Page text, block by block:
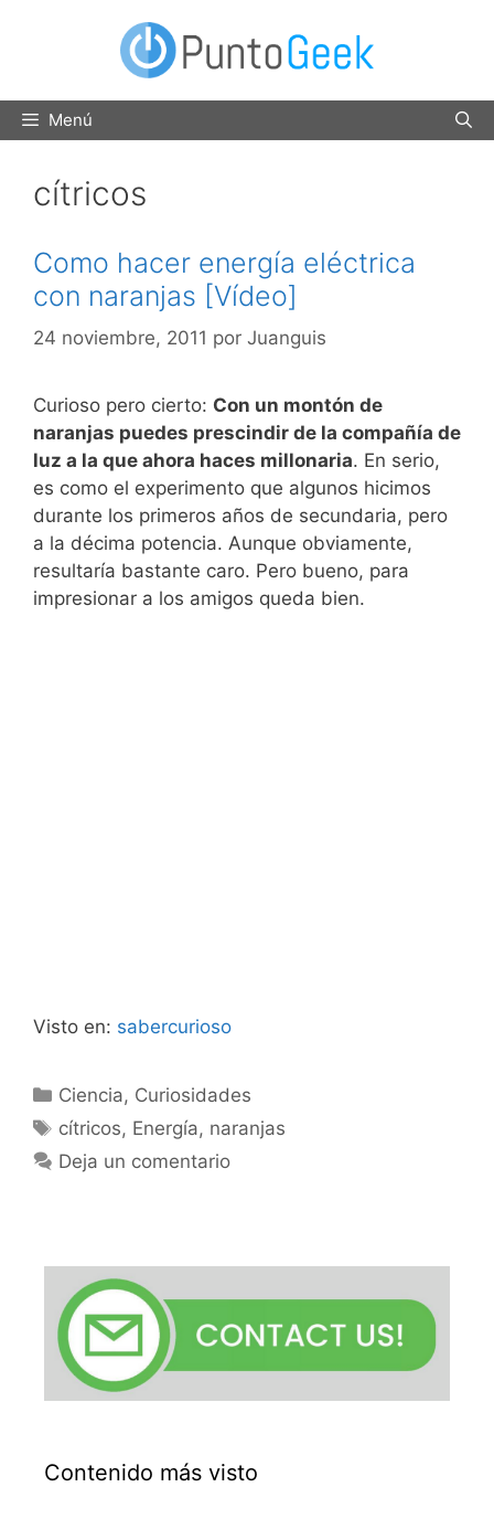
Menú
cítricos
Como hacer energía eléctrica
con naranjas [Vídeo]
24 noviembre, 2011 por Juanguis
Curioso pero cierto: Con un montón de
naranjas puedes prescindir de la compañía de
luz a la que ahora haces millonaria. En serio,
es como el experimento que algunos hicimos
durante los primeros años de secundaria, pero
a la décima potencia. Aunque obviamente,
resultaría bastante caro. Pero bueno, para
impresionar a los amigos queda bien.
Visto en: sabercurioso
Categorías
Ciencia, Curiosidades
Etiquetas
cítricos, Energía, naranjas
Deja un comentario
Contenido más visto